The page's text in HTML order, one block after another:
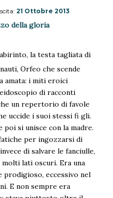
21 Ottobre 2013
della gloria
la testa tagliata di
Orfeo che scende
amata: i miti eroici
di racconti
un repertorio di favole
uccide i suoi stessi fi gli.
poi si unisce con la madre.
per ingozzarsi di
di salvare le fanciulle,
molti lati oscuri. Era una
prodigioso, eccessivo nel
E non sempre era